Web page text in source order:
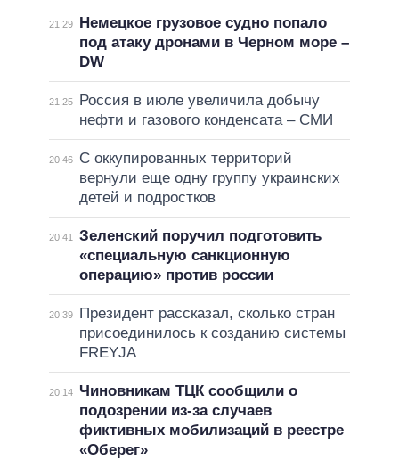
21:29
Немецкое грузовое судно попало
под атаку дронами в Черном море –
DW
21:25
Россия в июле увеличила добычу
нефти и газового конденсата – СМИ
20:46
С оккупированных территорий
вернули еще одну группу украинских
детей и подростков
20:41
Зеленский поручил подготовить
«специальную санкционную
операцию» против россии
20:39
Президент рассказал, сколько стран
присоединилось к созданию системы
FREYJA
20:14
Чиновникам ТЦК сообщили о
подозрении из-за случаев
фиктивных мобилизаций в реестре
«Оберег»